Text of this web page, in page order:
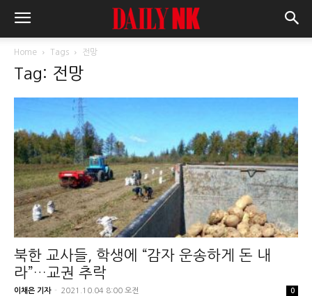
Home Tags 전망
Tag: 전망
북한 교사들, 학생에 “감자 운송하게 돈 내
라”…교권 추락
이채은 기자 - 2021.10.04 8:00 오전 0